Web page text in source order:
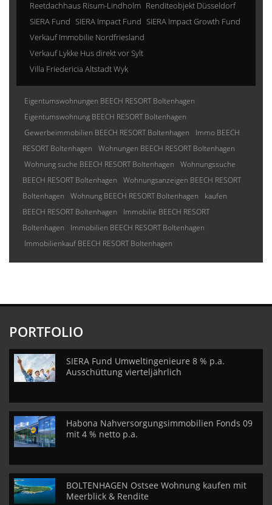
Reetdachhaus Risum-Lindholm Renditeobjekt Düsseldorf
SIERA Fund SIERA Impact Fund SIERA Impact Growth Fund
Verkauf Immobilie Nordfriesland
Verkauf Lykke Hus direkt vor Sylt
Villa Friedericia Altstadt Wyk
Eigentumswohnungen BEECH RESORT Boltenhagen
Eigentumswohnung BEECH RESORT Boltenhagen
Gewerbeimmobilien BEECH RESORT Boltenhagen
Immo BEECH
RESORT Boltenhagen
Wohnungen BEECH RESORT Boltenhagen
Wohnung suche BEECH RESORT Boltenhagen
Wohnungssuche
BEECH RESORT Boltenhagen
Wohnungsanzeigen BEECH RESORT
Boltenhagen
Wohnung BEECH RESORT Boltenhagen
kaufen
BEECH RESORT Boltenhagen
Immobilie BEECH RESORT
Boltenhagen
Immobilien BEECH RESORT Boltenhagen
Immobilienkauf BEECH RESORT Boltenhagen
PORTFOLIO
SIERA Fund Umweltingenieure 8 % p.a.
Ausschüttung vierteljährlich
Habona Nahversorgungsimmobilien Fonds 09
mit 4 % netto p.a.
BOLTENHAGEN Ostsee Wohnung kaufen mit
Meerblick & Rendite